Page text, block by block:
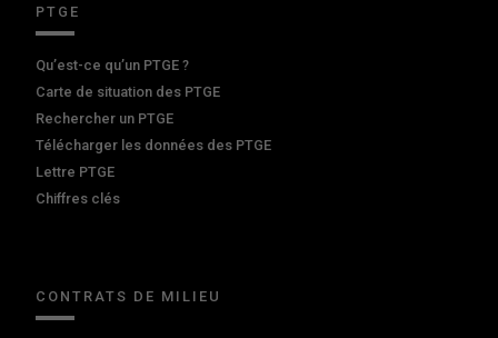
PTGE
Qu’est-ce qu’un PTGE ?
Carte de situation des PTGE
Rechercher un PTGE
Télécharger les données des PTGE
Lettre PTGE
Chiffres clés
CONTRATS DE MILIEU